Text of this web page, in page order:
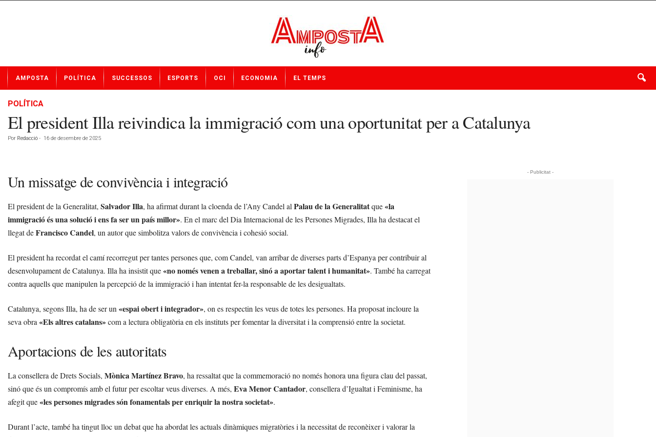
t
AMPOSTA POLÍTICA SUCCESSOS ESPORTS OCI ECONOMIA EL TEMPS
POLÍTICA
El president Illa reivindica la immigració com una oportunitat per a Catalunya
Por Redacció - 16 de desembre de 2025
Un missatge de convivència i integració
El president de la Generalitat, Salvador Illa, ha afirmat durant la cloenda de l’Any Candel al Palau de la Generalitatque«la
immigració és una solució i ens fa ser un país millor». En el marc del Dia Internacional de les Persones Migrades, Illa ha destacat el
llegat deFrancisco Candel, un autor que simbolitza valors de convivència i cohesió social.
El president ha recordat el camí recorregut per tantes persones que, com Candel, van arribar de diverses parts d’Espanya per contribuir al
desenvolupament de Catalunya. Illa ha insistit que«no només venen a treballar, sinó a aportar talent i humanitat». També ha carregat
contra aquells que manipulen la percepció de la immigració i han intentat fer-la responsable de les desigualtats.
Catalunya, segons Illa, ha de ser un «espai obert i integrador», on es respectin les veus de totes les persones. Ha proposat incloure la
seva obra «Els altres catalans»com a lectura obligatòria en els instituts per fomentar la diversitat i la comprensió entre la societat.
Aportacions de les autoritats
La consellera de Drets Socials, Mònica Martínez Bravo, ha ressaltat que la commemoració no només honora una figura clau del passat,
sinó que és un compromís amb el futur per escoltar veus diverses. A més, Eva Menor Cantador, consellera d’Igualtat i Feminisme, ha
afegit que«les persones migrades són fonamentals per enriquir la nostra societat».
Durant l’acte, també ha tingut lloc un debat que ha abordat les actuals dinàmiques migratòries i la necessitat de reconèixer i valorar la
- Publicitat -